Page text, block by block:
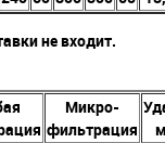
не входит.
Микро-
фильтрация